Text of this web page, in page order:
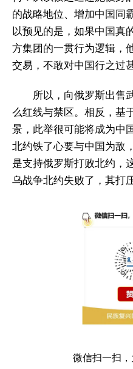
的战略地位、增加中国同
以预见的是，如果中国真
方集团的一贯行为逻辑，
交易，不敢对中国行之过
所以，向俄罗斯出售
么红线与禁区。相反，基
景，此举很可能将成为中
北约铁了心要与中国为敌
是支持俄罗斯打败北约，
乌战争北约失败了，其打
微信扫一扫，